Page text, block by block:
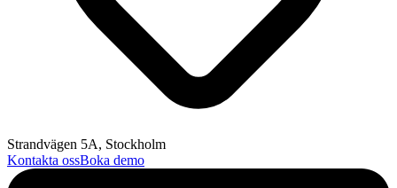
Strandvägen 5A, Stockholm
Kontakta ossBoka demo